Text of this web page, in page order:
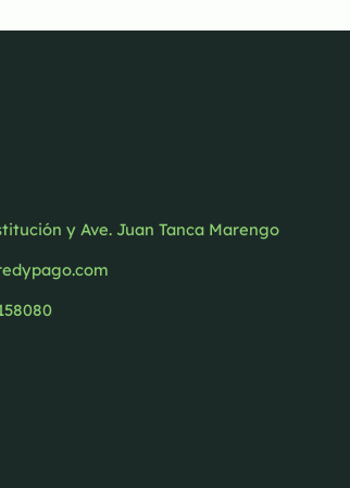
y Ave. Juan Tanca Marengo